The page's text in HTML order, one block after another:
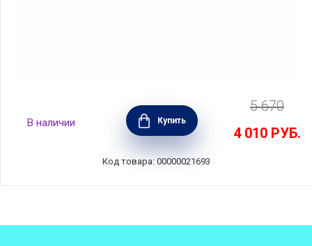
Блюдо прямоугольное Alentejo, размер
31x10 см, материал керамика, цвет белый,
Costa Nova, Португалия, TR311-WHT(TR311-
В наличии Купить
5 670
4 010 РУБ.
Код товара: 00000021693